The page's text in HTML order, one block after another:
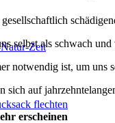
Zeit
flechten
selbst als schwach
notwendig ist, um uns
sich auf
erscheinen